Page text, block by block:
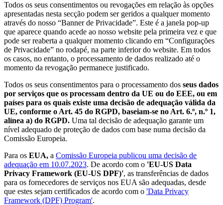
Todos os seus consentimentos ou revogações em relação às opções
apresentadas nesta secção podem ser geridos a qualquer momento
através do nosso “Banner de Privacidade”. Este é a janela pop-up
que aparece quando acede ao nosso website pela primeira vez e que
pode ser reaberta a qualquer momento clicando em “Configurações
de Privacidade” no rodapé, na parte inferior do website. Em todos
os casos, no entanto, o processamento de dados realizado até o
momento da revogação permanece justificado.
Todos os seus consentimentos para o processamento dos seus dados
por serviços que os processam dentro da UE ou do EEE, ou em
países para os quais existe uma decisão de adequação válida da
UE, conforme o Art. 45 do RGPD, baseiam-se no Art. 6.º, n.º 1,
alínea a) do RGPD. Uma tal decisão de adequação garante um
nível adequado de proteção de dados com base numa decisão da
Comissão Europeia.
Para os EUA, a Comissão Europeia publicou uma decisão de
adequação em 10.07.2023. De acordo com o 'EU-US Data
Privacy Framework (EU-US DPF)', as transferências de dados
para os fornecedores de serviços nos EUA são adequadas, desde
que estes sejam certificados de acordo com o 'Data Privacy
Framework (DPF) Program'.